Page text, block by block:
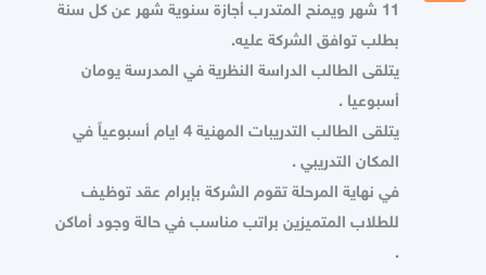
11 شهر ويمنح المتدرب أجازة سنوية شهر عن كل سنة
بطلب توافق الشركة عليه.
يتلقى الطالب الدراسة النظرية في المدرسة يومان
أسبوعيا .
يتلقى الطالب التدريبات المهنية 4 ايام أسبوعياً في
المكان التدريبي .
في نهاية المرحلة تقوم الشركة بإبرام عقد توظيف
للطلاب المتميزين براتب مناسب في حالة وجود أماكن
.